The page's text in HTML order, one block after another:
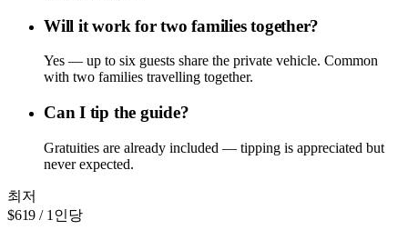
Will it work for two families together?
Yes — up to six guests share the private vehicle. Common
with two families travelling together.
Can I tip the guide?
Gratuities are already included — tipping is appreciated but
never expected.
최저
$619/ 1인당